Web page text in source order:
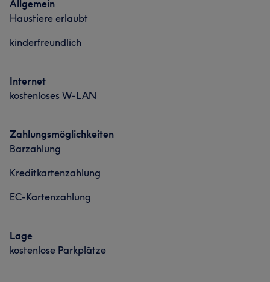
Services
Friseur
Allgemein
Haustiere erlaubt
kinderfreundlich
Internet
kostenloses W-LAN
Zahlungsmöglichkeiten
Barzahlung
Kreditkartenzahlung
EC-Kartenzahlung
Lage
kostenlose Parkplätze